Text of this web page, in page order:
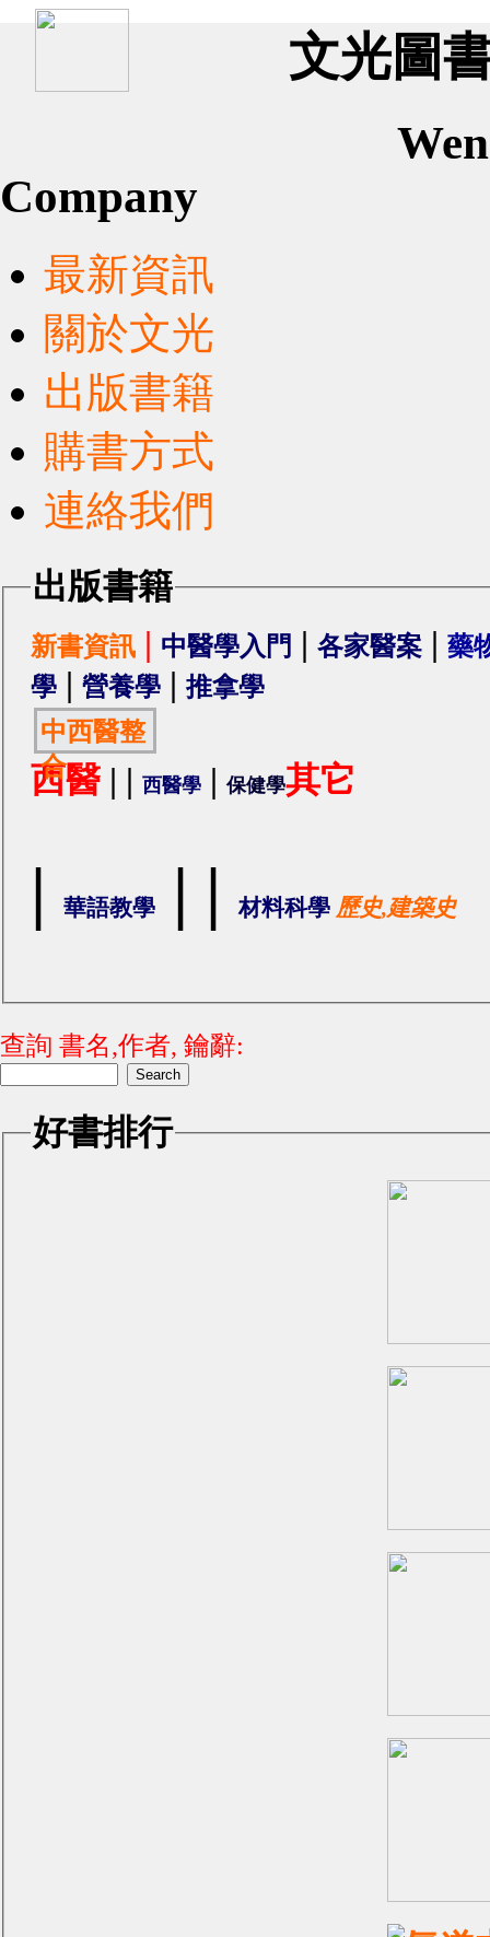
文光圖書有
Company
最新資訊
關於文光
出版書籍
購書方式
連絡我們
出版書籍
新書資訊 | 中醫學入門 | 各家醫案 | 藥
學 | 營養學 | 推拿學
中西醫整
合
西醫 | | 西醫學 | 保健學其它
| 華語教學 | |材料科學 歷史,建築史
查詢 書名,作者, 鑰辭:
好書排行